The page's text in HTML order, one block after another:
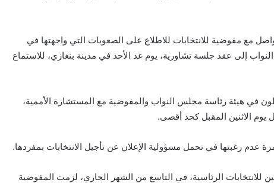
مع مفوضية للانتخابات للاطلاع على الصعوبات التي واجهتها في
إلى عقد جلسة تشاورية، يوم غد الأحد في مدينة بنغازي، للاستماع
في هيئة رئاسة مجلس النواب والمفوضية مع المستشارة الأممية،
يوم الاثنين المقبل كحد أقصى.
رغبتها في تحمل مسؤولية الإعلان عن تأجيل الانتخابات بمفردها.
للانتخابات الرئاسية، في التاسع من الشهر الجاري، لزمت المفوضية